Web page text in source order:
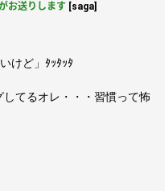
お送りします [saga]
けど」ﾀｯﾀｯﾀ
てるオレ・・・習慣って怖